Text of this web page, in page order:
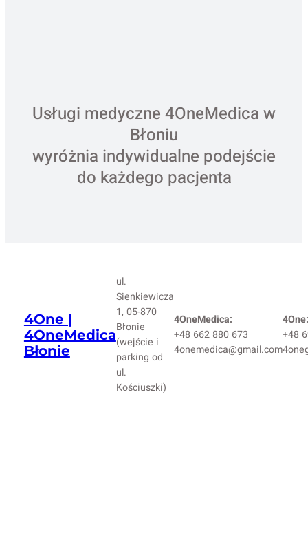
Usługi medyczne 4OneMedica w
Błoniu
wyróżnia indywidualne podejście
do każdego pacjenta
4One |
4OneMedica
Błonie
ul.
Sienkiewicza
1, 05-870
Błonie
(wejście i
parking od
ul.
Kościuszki)
4OneMedica:
+48 662 880 673
4onemedica@gmail.com
4One:
+48